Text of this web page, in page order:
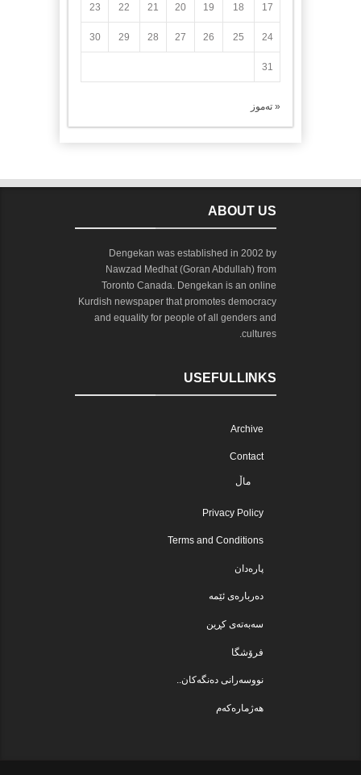
17
18
19
20
21
22
23
24
25
26
27
28
29
30
31
« تەموز
ABOUT US
Dengekan was established in 2002 by
Nawzad Medhat (Goran Abdullah) from
Toronto Canada. Dengekan is an online
Kurdish newspaper that promotes democracy
and equality for people of all genders and
cultures.
USEFULLINKS
Archive
Contact
ماڵ
Privacy Policy
Terms and Conditions
پارەدان
دەربارەی ئێمە
سەبەتەی کڕین
فرۆشگا
نووسەرانی دەنگەکان..
هەژمارەکەم